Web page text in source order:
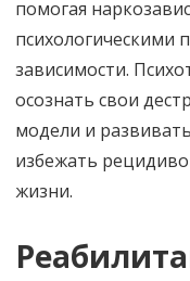
помогая
психологическими
зависимости.
осознать свои
модели и
избежать
жизни.